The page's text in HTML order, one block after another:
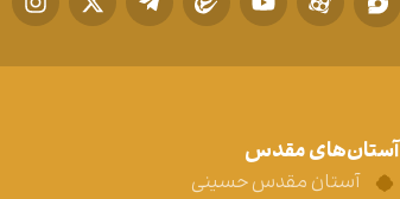
آستان‌های مقدس
آستان مقدس حسینی